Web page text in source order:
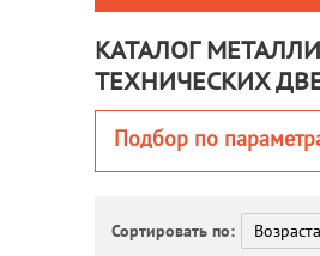
КАТАЛОГ
ТЕХНИЧЕСКИХ
Подбор по
Сортировать по: